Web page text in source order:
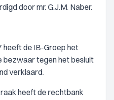
door mr. G.J.M. Naber.
heeft de IB-Groep het
bezwaar tegen het besluit
verklaard.
heeft de rechtbank